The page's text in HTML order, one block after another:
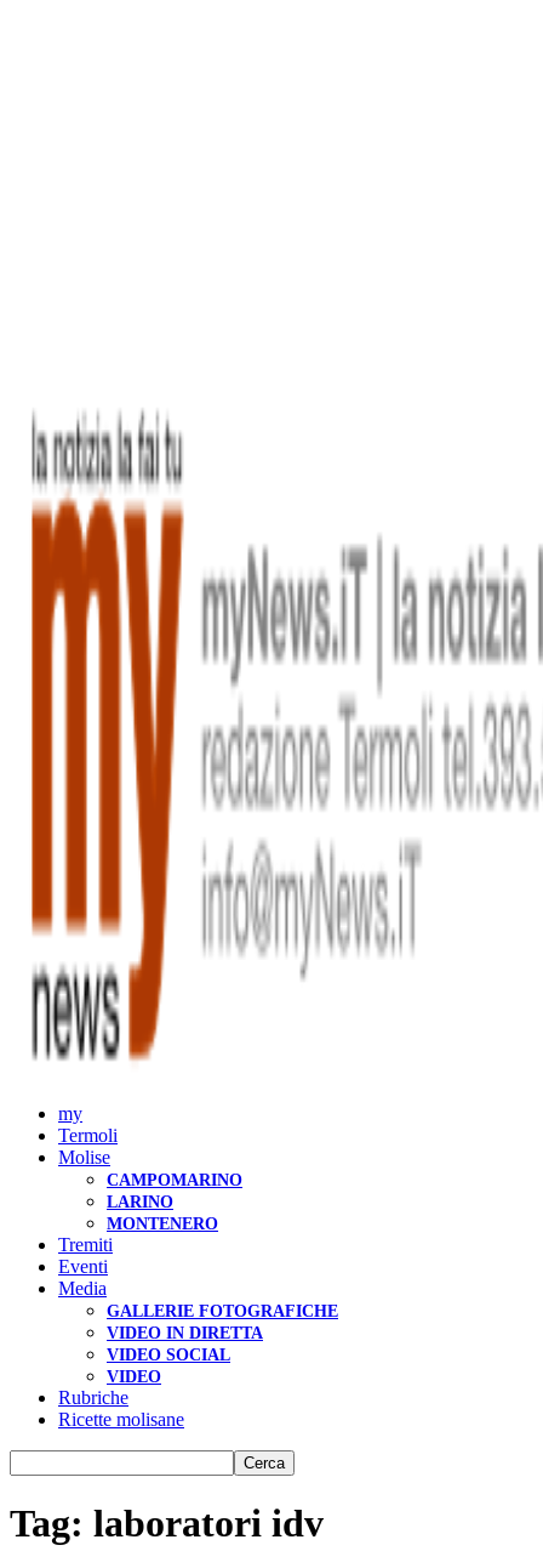
my
Termoli
Molise
CAMPOMARINO
LARINO
MONTENERO
Tremiti
Eventi
Media
GALLERIE FOTOGRAFICHE
VIDEO IN DIRETTA
VIDEO SOCIAL
VIDEO
Rubriche
Ricette molisane
Tag: laboratori idv